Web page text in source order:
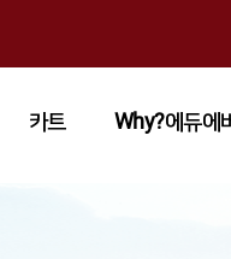
카트 Why?에듀에